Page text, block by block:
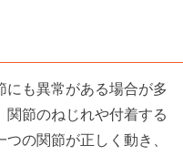
にも異常がある場合が多
関節のねじれや付着する
の関節が正しく動き、